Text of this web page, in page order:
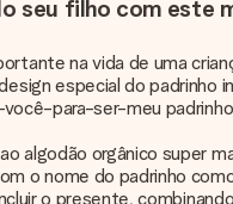
seu filho com este
na vida de uma
especial do
para-ser-meu
algodão orgânico super
o nome do padrinho
o presente,